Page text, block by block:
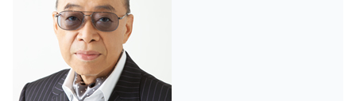
安全と安心への取り組み
安全・安心にお通いいただくために
活動報告